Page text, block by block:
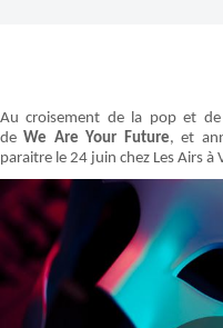
Au croisement de la pop et
de We Are Your Future, et
paraitre le 24 juin chez Les Airs à